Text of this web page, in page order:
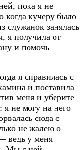
пока я не
когда кучеру было
служанок занялась
я получила от
и помочь
я справилась с
и поставила
меня и уберите
не могу на него
сюда с
не жалею о
ведь у меня